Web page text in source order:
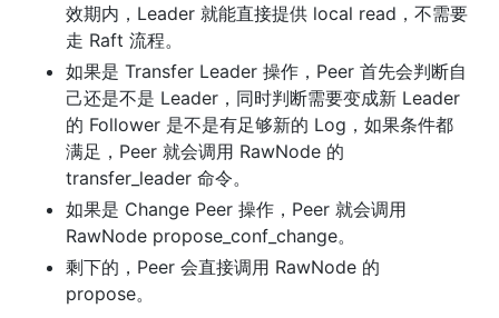
效期内，Leader 就能直接提供 local read，不需要
走 Raft 流程。
如果是 Transfer Leader 操作，Peer 首先会判断自
己还是不是 Leader，同时判断需要变成新 Leader
的 Follower 是不是有足够新的 Log，如果条件都
满足，Peer 就会调用 RawNode 的
transfer_leader 命令。
如果是 Change Peer 操作，Peer 就会调用
RawNode propose_conf_change。
剩下的，Peer 会直接调用 RawNode 的
propose。